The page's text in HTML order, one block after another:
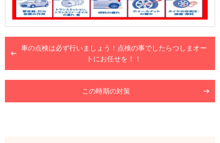
車の点検は必ず行いましょう！点検の事でしたらつしまオー
トにお任せを！！
この時期の対策